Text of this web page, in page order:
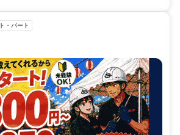
・パート